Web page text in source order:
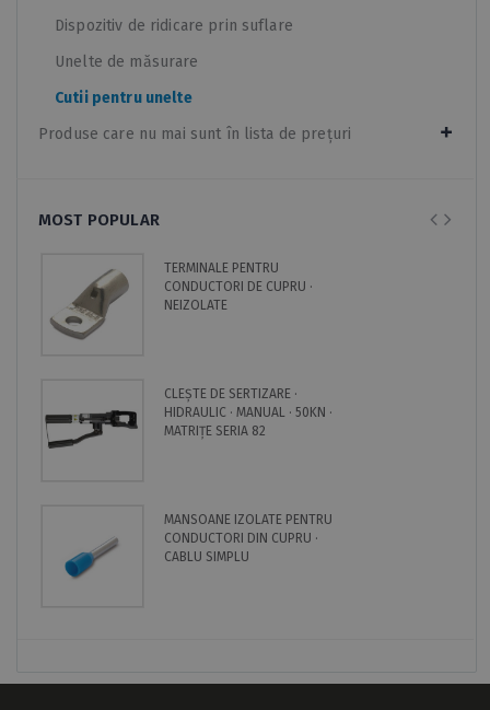
Dispozitiv de ridicare prin suflare
Unelte de măsurare
Cutii pentru unelte
Produse care nu mai sunt în lista de prețuri
MOST POPULAR
TERMINALE PENTRU
CONDUCTORI DE CUPRU ·
NEIZOLATE
CLEȘTE DE SERTIZARE ·
HIDRAULIC · MANUAL · 50KN ·
MATRIȚE SERIA 82
MANSOANE IZOLATE PENTRU
CONDUCTORI DIN CUPRU ·
CABLU SIMPLU